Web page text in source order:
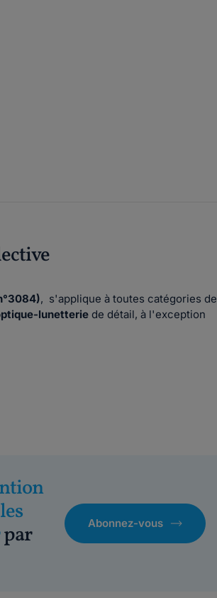
, s'applique à toutes catégories de
lunetterie de détail, à l'exception
les
par
Abonnez-vous